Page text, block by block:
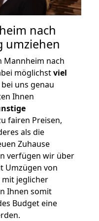
nach
umziehen
Mannheim nach
möglichstviel
uns genau
Ihnen
fairen Preisen,
als die
Zuhause
verfügen wir über
Umzügen von
jeglicher
Ihnen somit
Budget eine